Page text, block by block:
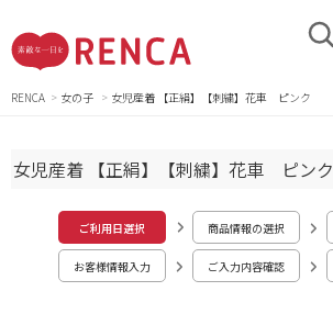
RENCA 女の子 女児産着 【正絹】【刺繍】花車 ピンク
女児産着 【正絹】【刺繍】花車 ピンク
ご利用日選択 商品情報の選択
お客様情報入力 ご入力内容確認